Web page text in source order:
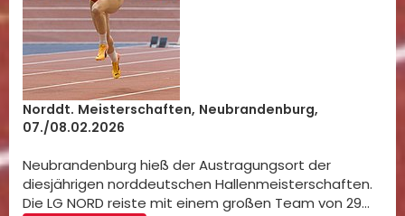
Norddt. Meisterschaften, Neubrandenburg,
07./08.02.2026
Neubrandenburg hieß der Austragungsort der
diesjährigen norddeutschen Hallenmeisterschaften.
Die LG NORD reiste mit einem großen Team von 29…